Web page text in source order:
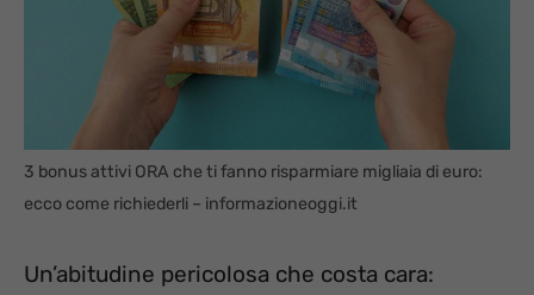
3 bonus attivi ORA che ti fanno risparmiare migliaia di euro:
ecco come richiederli – informazioneoggi.it
Un’abitudine pericolosa che costa cara: